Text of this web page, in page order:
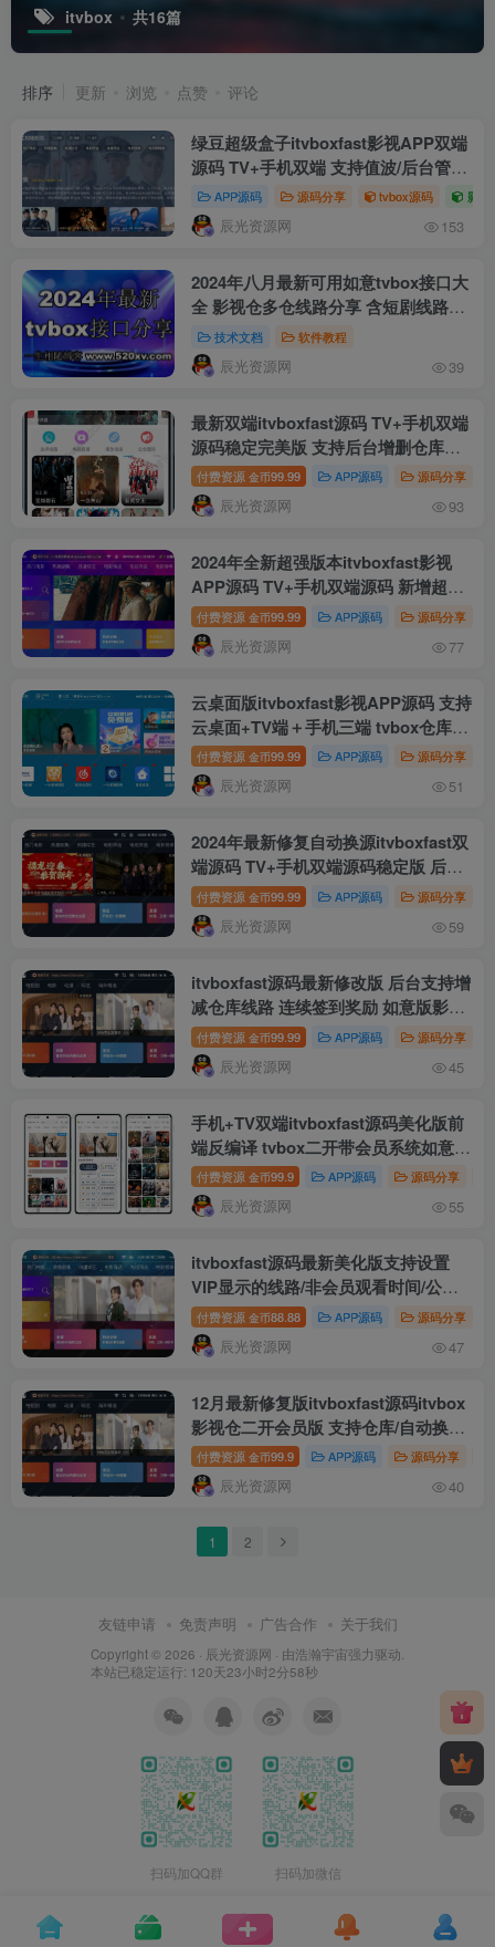
itvbox 共16篇
排序 更新 浏览 点赞 评论
绿豆超级盒子itvboxfast影视APP双端
源码 TV+手机双端 支持值波/后台管理
仓库/会员系统/卡密系统/批量生成账号
自动换源 集成免签约支付系统
APP源码 源码分享 tvbox源码 影视
辰光资源网 153
2024年八月最新可用如意tvbox接口大
全 影视仓多仓线路分享 含短剧线路接
口 技术文档 软件教程
辰光资源网 39
最新双端itvboxfast源码 TV+手机双端
源码稳定完美版 支持后台增删仓库线
路 itvbox影视仓二开会员如意版影视
APP源码
付费资源 金币99.99 APP源码 源码分享
辰光资源网 93
2024年全新超强版本itvboxfast影视
APP源码 TV+手机双端源码 新增超多
功能 tvbox二开如意版影视APP源码
修复N多bug 可对接苹果CMS资源站
等
付费资源 金币99.99 APP源码 源码分享
辰光资源网 77
云桌面版itvboxfast影视APP源码 支持
云桌面+TV端＋手机三端 tvbox仓库多
线路接口如意后台源码
付费资源 金币99.99 APP源码 源码分享
辰光资源网 51
2024年最新修复自动换源itvboxfast双
端源码 TV+手机双端源码稳定版 后台
可增减仓库线路 itvbox影视仓二开会
员如意版影视APP源码
付费资源 金币99.99 APP源码 源码分享
辰光资源网 59
itvboxfast源码最新修改版 后台支持增
减仓库线路 连续签到奖励 如意版影视
APP源码
付费资源 金币99.99 APP源码 源码分享
辰光资源网 45
手机+TV双端itvboxfast源码美化版前
端反编译 tvbox二开带会员系统如意版
影视APP源码
付费资源 金币99.9 APP源码 源码分享
辰光资源网 55
itvboxfast源码最新美化版支持设置
VIP显示的线路/非会员观看时间/公告
显示样式 itvbox二开如意版影视APP
源码
付费资源 金币88.88 APP源码 源码分享
辰光资源网 47
12月最新修复版itvboxfast源码itvbox
影视仓二开会员版 支持仓库/自动换源/
对接苹果CMS及tvbox接口 如意影视
APP源码附视频搭建教程
付费资源 金币99.9 APP源码 源码分享
辰光资源网 40
1 2
友链申请 免责声明 广告合作 关于我们
Copyright © 2026 · 辰光资源网 · 由浩瀚宇宙强力驱动.
本站已稳定运行: 120天23小时2分58秒
扫码加QQ群 扫码加微信